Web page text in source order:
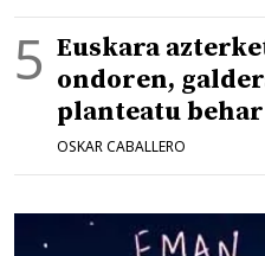
Euskara
ondoren,
planteatu
OSKAR CABALLERO